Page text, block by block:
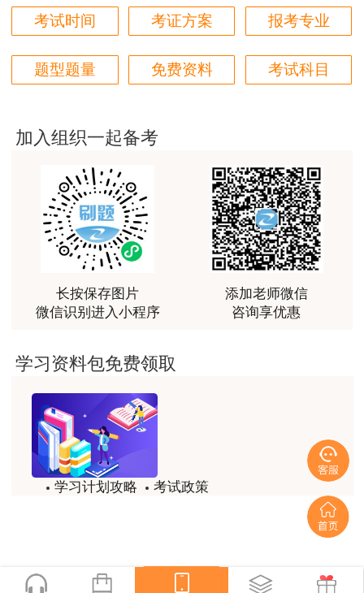
计价中定额、清单、价款调整、竣工结算等易混淆考点。书
价规则系统化梳理，完美匹配李娜老师计价网课学习节奏。
《技术与计量（土建）专题聚焦》—— 孙琦 主编
孙琦老师长期开设土建计量、案例分析两大线上课程，深谙
计量考点多、背诵量大的难点。本书围绕建筑材料、工程构
造、施工工艺、工程量计量四大核心板块，图文结合归纳数
字、分类类选择题考点，大幅降低背诵压力，适配线上课堂
太喜欢王英老师了
平台历史购买的课程，老师讲的多非常好
老师讲的很细致很认真，课件准备充分也非常有耐
用户m0****88
最棒的预习课
用户m2****66
越听越觉得好
用户m2****66
非常非常非常非常棒！！!！
用户m2****66
非常非常非常非常棒！！!！
土建计量这门课我听了门金瑞和孙琦两位老师的课
试，非常感谢两位老师的课程。
考试时间 考证方案 报考专业
题型题量 免费资料 考试科目
加入组织一起备考
长按保存图片
微信识别进入小程序
添加老师微信
咨询享优惠
学习资料包免费领取
学习计划攻略
考试政策